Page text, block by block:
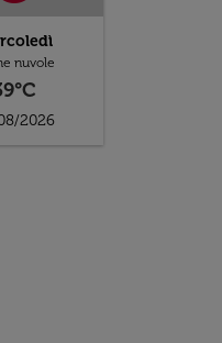
nuvole
2026